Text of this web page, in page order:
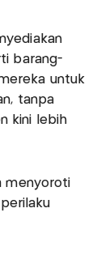
barang-
untuk
tanpa
kini lebih
menyoroti